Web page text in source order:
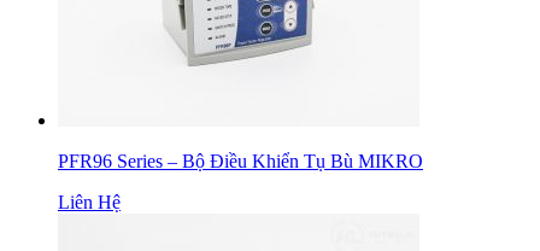
PFR96 Series – Bộ Điều Khiển Tụ Bù MIKRO
Liên Hệ